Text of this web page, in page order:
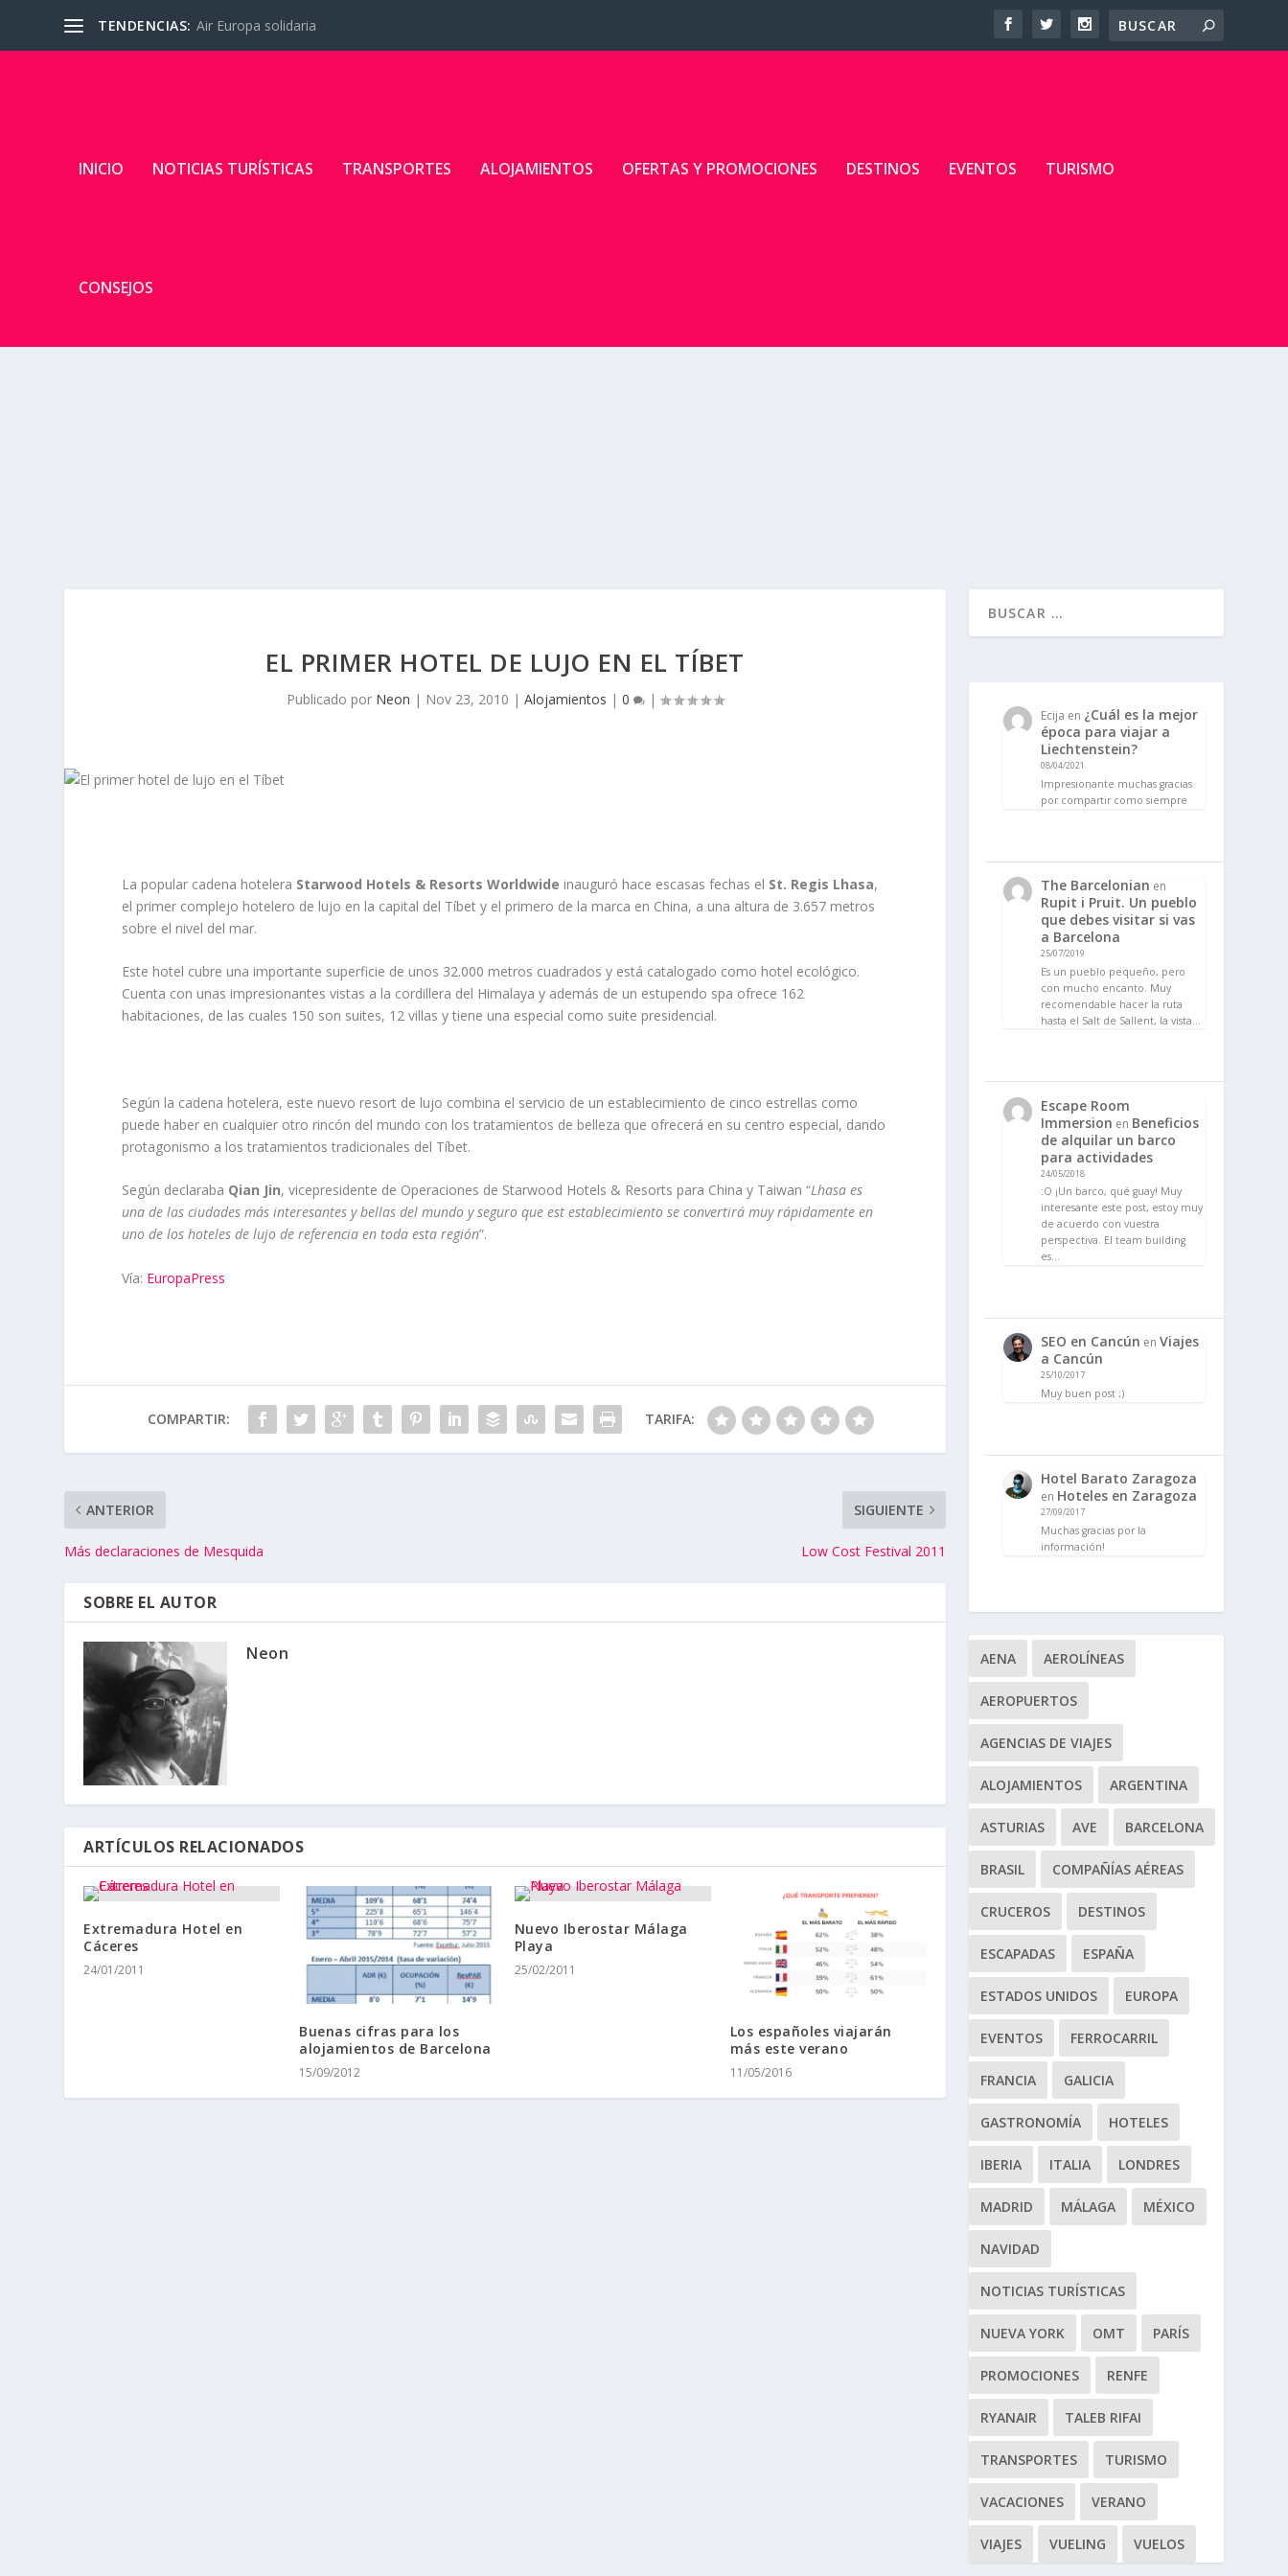
TENDENCIAS: Air Europa solidaria
INICIO NOTICIAS TURÍSTICAS TRANSPORTES ALOJAMIENTOS OFERTAS Y PROMOCIONES DESTINOS EVENTOS TURISMO
CONSEJOS
EL PRIMER HOTEL DE LUJO EN EL TÍBET
Publicado por Neon | Nov 23, 2010 | Alojamientos | 0 |
La popular cadena hotelera Starwood Hotels & Resorts Worldwide inauguró hace escasas fechas el St. Regis Lhasa,
el primer complejo hotelero de lujo en la capital del Tíbet y el primero de la marca en China, a una altura de 3.657 metros
sobre el nivel del mar.
Este hotel cubre una importante superficie de unos 32.000 metros cuadrados y está catalogado como hotel ecológico.
Cuenta con unas impresionantes vistas a la cordillera del Himalaya y además de un estupendo spa ofrece 162
habitaciones, de las cuales 150 son suites, 12 villas y tiene una especial como suite presidencial.
Según la cadena hotelera, este nuevo resort de lujo combina el servicio de un establecimiento de cinco estrellas como
puede haber en cualquier otro rincón del mundo con los tratamientos de belleza que ofrecerá en su centro especial, dando
protagonismo a los tratamientos tradicionales del Tíbet.
Según declaraba Qian Jin, vicepresidente de Operaciones de Starwood Hotels & Resorts para China y Taiwan “Lhasa es
una de las ciudades más interesantes y bellas del mundo y seguro que est establecimiento se convertirá muy rápidamente en
uno de los hoteles de lujo de referencia en toda esta región”.
Vía: EuropaPress
COMPARTIR: TARIFA:
ANTERIOR
Más declaraciones de Mesquida
SIGUIENTE
Low Cost Festival 2011
SOBRE EL AUTOR
Neon
ARTÍCULOS RELACIONADOS
Extremadura Hotel en
Cáceres
24/01/2011
Buenas cifras para los
alojamientos de Barcelona
15/09/2012
Nuevo Iberostar Málaga
Playa
25/02/2011
Los españoles viajarán
más este verano
11/05/2016
Ecija en ¿Cuál es la mejor
época para viajar a
Liechtenstein?
08/04/2021
Impresionante muchas gracias
por compartir como siempre
The Barcelonian en
Rupit i Pruit. Un pueblo
que debes visitar si vas
a Barcelona
25/07/2019
Es un pueblo pequeño, pero
con mucho encanto. Muy
recomendable hacer la ruta
hasta el Salt de Sallent, la vista…
Escape Room
Immersion en Beneficios
de alquilar un barco
para actividades
24/05/2018
:O ¡Un barco, qué guay! Muy
interesante este post, estoy muy
de acuerdo con vuestra
perspectiva. El team building
es…
SEO en Cancún en Viajes
a Cancún
25/10/2017
Muy buen post ;)
Hotel Barato Zaragoza
en Hoteles en Zaragoza
27/09/2017
Muchas gracias por la
información!
AENA AEROLÍNEAS
AEROPUERTOS
AGENCIAS DE VIAJES
ALOJAMIENTOS ARGENTINA
ASTURIAS AVE BARCELONA
BRASIL COMPAÑÍAS AÉREAS
CRUCEROS DESTINOS
ESCAPADAS ESPAÑA
ESTADOS UNIDOS EUROPA
EVENTOS FERROCARRIL
FRANCIA GALICIA
GASTRONOMÍA HOTELES
IBERIA ITALIA LONDRES
MADRID MÁLAGA MÉXICO
NAVIDAD
NOTICIAS TURÍSTICAS
NUEVA YORK OMT PARÍS
PROMOCIONES RENFE
RYANAIR TALEB RIFAI
TRANSPORTES TURISMO
VACACIONES VERANO
VIAJES VUELING VUELOS